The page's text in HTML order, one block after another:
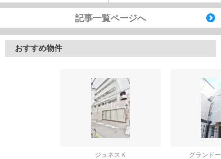
記事一覧ページへ
おすすめ物件
ジュネスＫ
グランド